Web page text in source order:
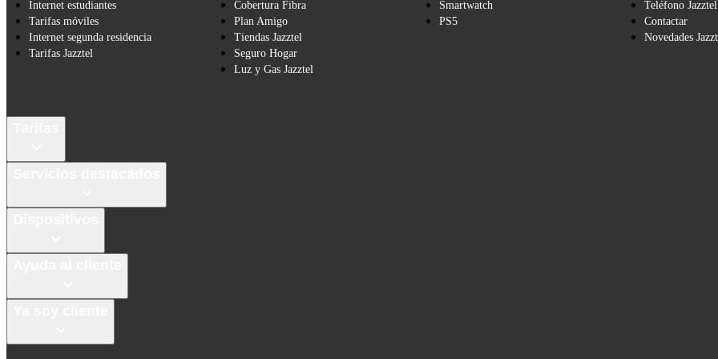
Internet estudiantes
Tarifas móviles
Internet segunda residencia
Tarifas Jazztel
Cobertura Fibra
Plan Amigo
Tiendas Jazztel
Seguro Hogar
Luz y Gas Jazztel
Smartwatch
PS5
Teléfono Jazztel
Contactar
Novedades